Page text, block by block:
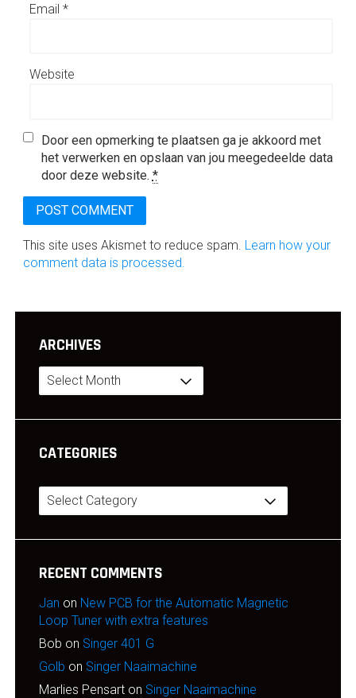
Email *
Website
Door een opmerking te plaatsen ga je akkoord met
het verwerken en opslaan van jou meegedeelde data
door deze website. *
This site uses Akismet to reduce spam. Learn how your
comment data is processed.
ARCHIVES
Archives
CATEGORIES
Categories
RECENT COMMENTS
Jan on New PCB for the Automatic Magnetic
Loop Tuner with extra features
Bob on Singer 401 G
Golb on Singer Naaimachine
Marlies Pensarton Singer Naaimachine